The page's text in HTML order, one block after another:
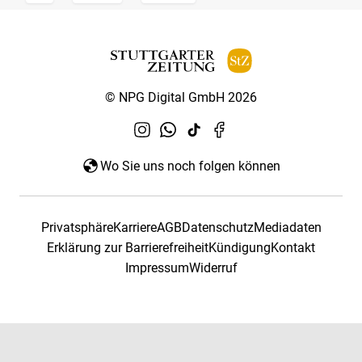
© NPG Digital GmbH 2026
Wo Sie uns noch folgen können
PrivatsphäreKarriereAGBDatenschutzMediadaten
Erklärung zur BarrierefreiheitKündigungKontakt
ImpressumWiderruf